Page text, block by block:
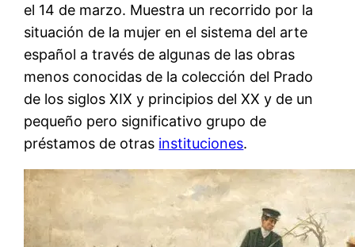
el 14 de marzo. Muestra un recorrido por la
situación de la mujer en el sistema del arte
español a través de algunas de las obras
menos conocidas de la colección del Prado
de los siglos XIX y principios del XX y de un
pequeño pero significativo grupo de
préstamos de otras instituciones.